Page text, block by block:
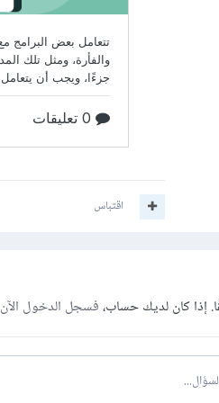
اقتباس
إذا كان لديك حساب،فسجل الدخول الآن